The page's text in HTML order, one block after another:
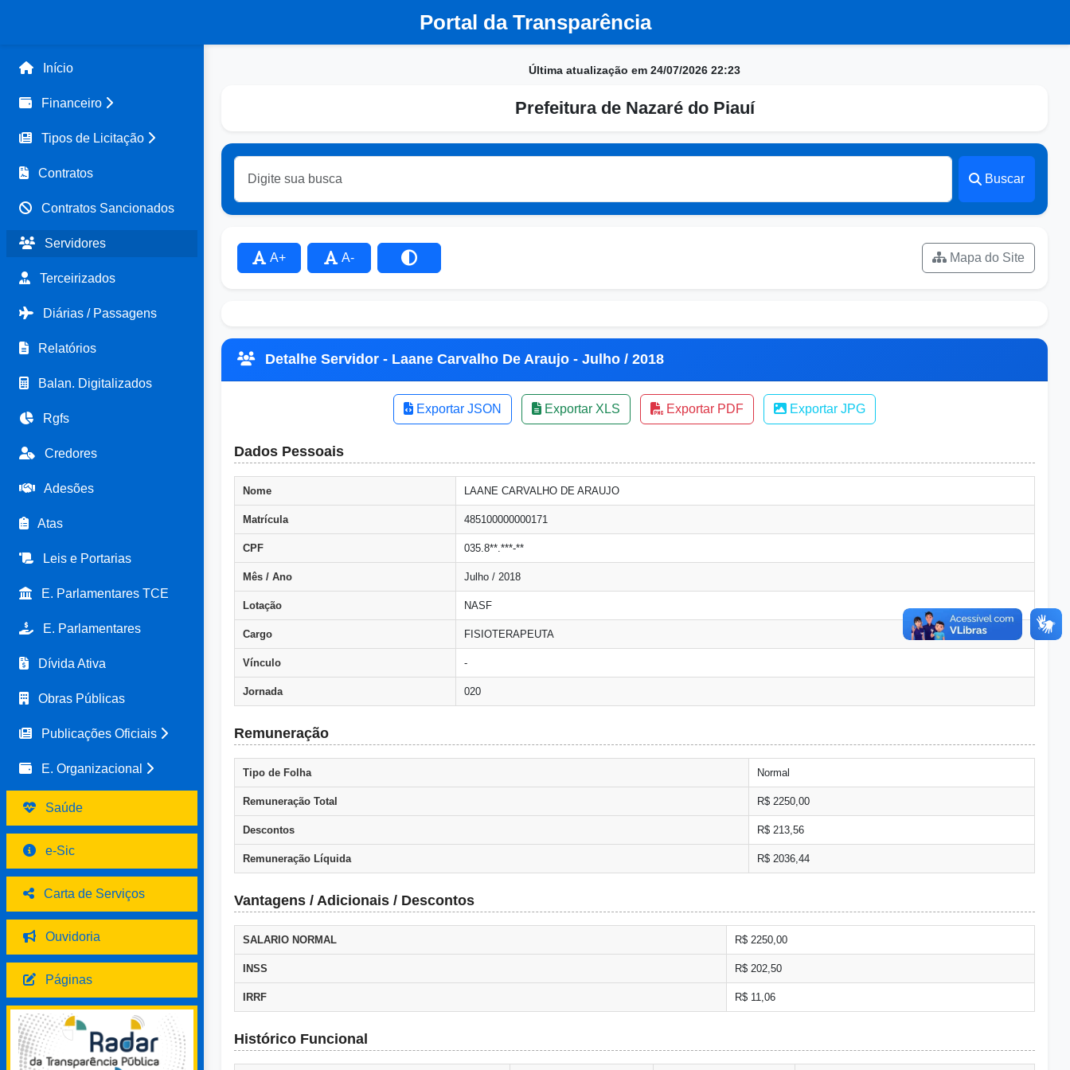
Portal da Transparência
Início
Financeiro
Tipos de Licitação
Contratos
Contratos Sancionados
Servidores
Terceirizados
Diárias / Passagens
Relatórios
Balan. Digitalizados
Rgfs
Credores
Adesões
Atas
Leis e Portarias
E. Parlamentares TCE
E. Parlamentares
Dívida Ativa
Obras Públicas
Publicações Oficiais
E. Organizacional
Saúde
e-Sic
Carta de Serviços
Ouvidoria
Páginas
Última atualização em 24/07/2026 22:23
Prefeitura de Nazaré do Piauí
Buscar
A+ A- Mapa do Site
Detalhe Servidor - Laane Carvalho De Araujo - Julho / 2018
Exportar JSON Exportar XLS Exportar PDF Exportar JPG
Dados Pessoais
Nome LAANE CARVALHO DE ARAUJO
Matrícula 485100000000171
CPF 035.8**.***-**
Mês / Ano Julho / 2018
Lotação NASF
Cargo FISIOTERAPEUTA
Vínculo -
Jornada 020
Remuneração
Tipo de Folha Normal
Remuneração Total R$ 2250,00
Descontos R$ 213,56
Remuneração Líquida R$ 2036,44
Vantagens / Adicionais / Descontos
SALARIO NORMAL R$ 2250,00
INSS R$ 202,50
IRRF R$ 11,06
Histórico Funcional